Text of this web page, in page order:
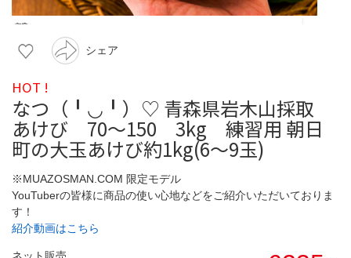
シェア
HOT !
なつ（╹◡╹）♡ 青森県岩木山採取
あけび 70～150 3kg 練習用 朝日
町の大玉あけび約1kg(6〜9玉)
※MUAZOSMAN.COM 限定モデル
YouTuberの皆様に商品の使い心地などをご紹介いただいておりま
す！
紹介動画はこちら